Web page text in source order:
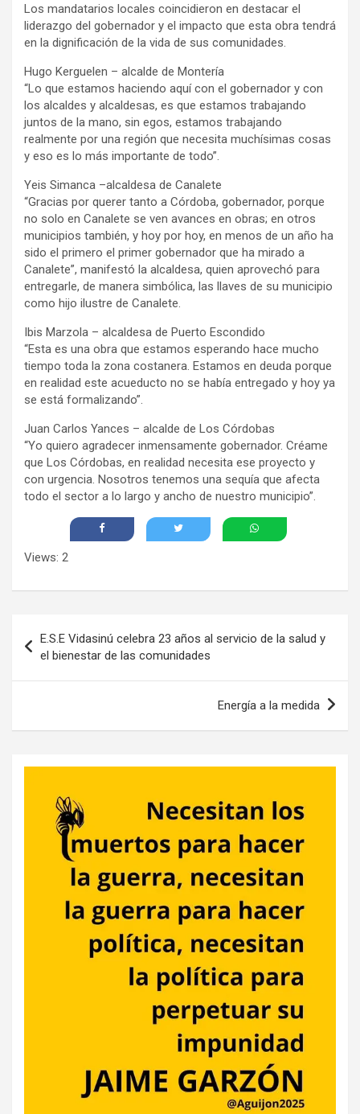
Los mandatarios locales coincidieron en destacar el
liderazgo del gobernador y el impacto que esta obra tendrá
en la dignificación de la vida de sus comunidades.
Hugo Kerguelen – alcalde de Montería
“Lo que estamos haciendo aquí con el gobernador y con
los alcaldes y alcaldesas, es que estamos trabajando
juntos de la mano, sin egos, estamos trabajando
realmente por una región que necesita muchísimas cosas
y eso es lo más importante de todo”.
Yeis Simanca –alcaldesa de Canalete
“Gracias por querer tanto a Córdoba, gobernador, porque
no solo en Canalete se ven avances en obras; en otros
municipios también, y hoy por hoy, en menos de un año ha
sido el primero el primer gobernador que ha mirado a
Canalete”, manifestó la alcaldesa, quien aprovechó para
entregarle, de manera simbólica, las llaves de su municipio
como hijo ilustre de Canalete.
Ibis Marzola – alcaldesa de Puerto Escondido
“Esta es una obra que estamos esperando hace mucho
tiempo toda la zona costanera. Estamos en deuda porque
en realidad este acueducto no se había entregado y hoy ya
se está formalizando”.
Juan Carlos Yances – alcalde de Los Córdobas
“Yo quiero agradecer inmensamente gobernador. Créame
que Los Córdobas, en realidad necesita ese proyecto y
con urgencia. Nosotros tenemos una sequía que afecta
todo el sector a lo largo y ancho de nuestro municipio”.
Views: 2
de
entradas
E.S.E Vidasinú celebra 23 años al servicio de la salud y
el bienestar de las comunidades
Energía a la medida